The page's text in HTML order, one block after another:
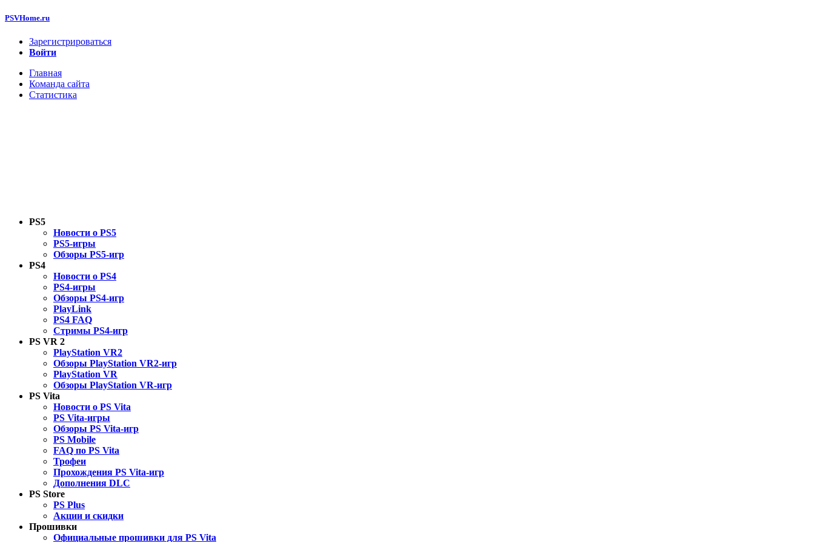
PSVHome.ru
Зарегистрироваться
Войти
Главная
Команда сайта
Статистика
PS5
Новости о PS5
PS5-игры
Обзоры PS5-игр
PS4
Новости о PS4
PS4-игры
Обзоры PS4-игр
PlayLink
PS4 FAQ
Стримы PS4-игр
PS VR 2
PlayStation VR2
Обзоры PlayStation VR2-игр
PlayStation VR
Обзоры PlayStation VR-игр
PS Vita
Новости о PS Vita
PS Vita-игры
Обзоры PS Vita-игр
PS Mobile
FAQ по PS Vita
Трофеи
Прохождения PS Vita-игр
Дополнения DLC
PS Store
PS Plus
Акции и скидки
Прошивки
Официальные прошивки для PS Vita